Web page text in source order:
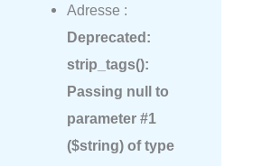
Adresse :
Deprecated:
strip_tags():
Passing null to
parameter #1
($string) of type